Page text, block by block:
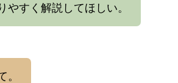
やすく解説してほしい。
。